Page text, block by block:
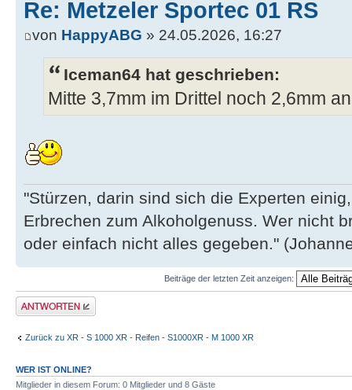
Re: Metzeler Sportec 01 RS
von HappyABG » 24.05.2026, 16:27
Iceman64 hat geschrieben:
Mitte 3,7mm im Drittel noch 2,6mm
"Stürzen, darin sind sich die Experten
Erbrechen zum Alkoholgenuss. Wer nicht
oder einfach nicht alles gegeben."
Beiträge der letzten Zeit anzeigen:
Antwort erstellen
Zurück zu XR - S 1000 XR - Reifen - S1000XR - M 1000 XR
WER IST ONLINE?
Mitglieder in diesem Forum: 0 Mitglieder und 8 Gäste